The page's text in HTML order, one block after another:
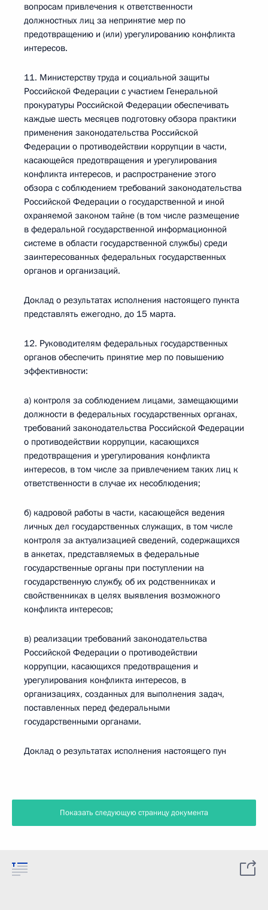
вопросам привлечения к ответственности
должностных лиц за непринятие мер по
предотвращению и (или) урегулированию конфликта
интересов.
11. Министерству труда и социальной защиты
Российской Федерации с участием Генеральной
прокуратуры Российской Федерации обеспечивать
каждые шесть месяцев подготовку обзора практики
применения законодательства Российской
Федерации о противодействии коррупции в части,
касающейся предотвращения и урегулирования
конфликта интересов, и распространение этого
обзора с соблюдением требований законодательства
Российской Федерации о государственной и иной
охраняемой законом тайне (в том числе размещение
в федеральной государственной информационной
системе в области государственной службы) среди
заинтересованных федеральных государственных
органов и организаций.
Доклад о результатах исполнения настоящего пункта
представлять ежегодно, до 15 марта.
12. Руководителям федеральных государственных
органов обеспечить принятие мер по повышению
эффективности:
а) контроля за соблюдением лицами, замещающими
должности в федеральных государственных органах,
требований законодательства Российской Федерации
о противодействии коррупции, касающихся
предотвращения и урегулирования конфликта
интересов, в том числе за привлечением таких лиц к
ответственности в случае их несоблюдения;
б) кадровой работы в части, касающейся ведения
личных дел государственных служащих, в том числе
контроля за актуализацией сведений, содержащихся
в анкетах, представляемых в федеральные
государственные органы при поступлении на
государственную службу, об их родственниках и
свойственниках в целях выявления возможного
конфликта интересов;
в) реализации требований законодательства
Российской Федерации о противодействии
коррупции, касающихся предотвращения и
урегулирования конфликта интересов, в
организациях, созданных для выполнения задач,
поставленных перед федеральными
государственными органами.
Доклад о результатах исполнения настоящего пун
Показать следующую страницу документа